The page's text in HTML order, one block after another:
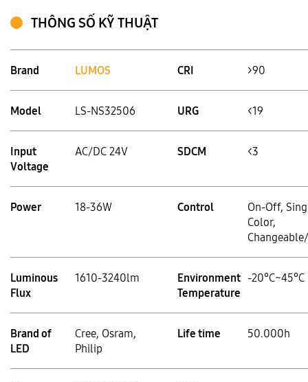
THÔNG SỐ KỸ THUẬT
Brand LUMOS CRI >90
Model LS-NS32506 URG <19
Input
Voltage
AC/DC 24V SDCM <3
Power 18-36W Control
On-Off,
Color,
Luminous
Flux
1610-3240lm
Environment
Temperature
-20°C~45°C
Brand of
LED
Cree, Osram,
Philip
Life time 50.000h